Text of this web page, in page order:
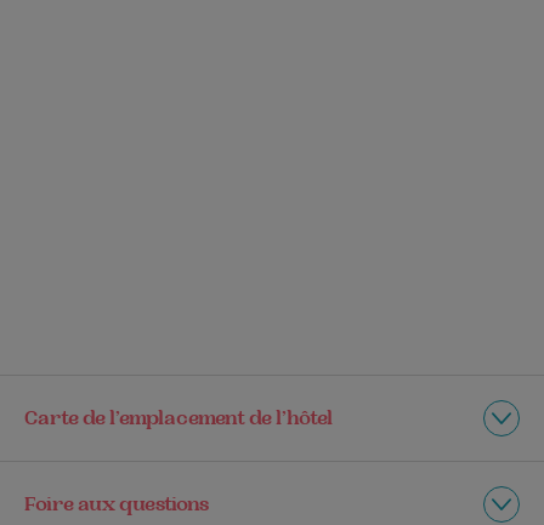
Carte de l’emplacement de l’hôtel
Foire aux questions